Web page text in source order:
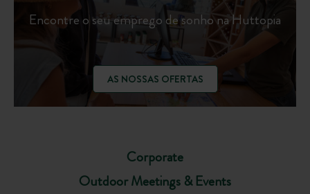
Corporate
Outdoor Meetings & Events
Encontre o seu emprego de sonho na Huttopia
AS NOSSAS OFERTAS